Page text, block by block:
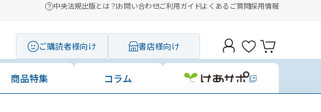
中央法規出版とは？お問い合わせご利用ガイドよくあるご質問採用情報
ご購読者様向け 書店様向け
商品特集 コラム